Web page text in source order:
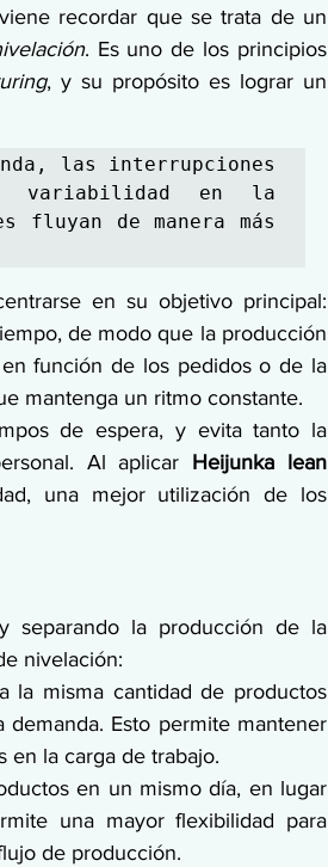
recordar que se trata de un
. Es uno de los principios
, y su propósito es lograr un
las interrupciones
variabilidad en la
fluyan de manera más
en su objetivo principal:
de modo que la producción
función de los pedidos o de la
mantenga un ritmo constante.
de espera, y evita tanto la
Al aplicar Heijunka lean
una mejor utilización de los
separando la producción de la
nivelación:
la misma cantidad de productos
Esto permite mantener
en la carga de trabajo.
en un mismo día, en lugar
una mayor flexibilidad para
de producción.